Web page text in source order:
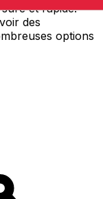
et rapide.
des
options